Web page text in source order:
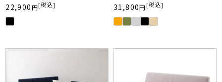
22,900 税込 31,800 税込